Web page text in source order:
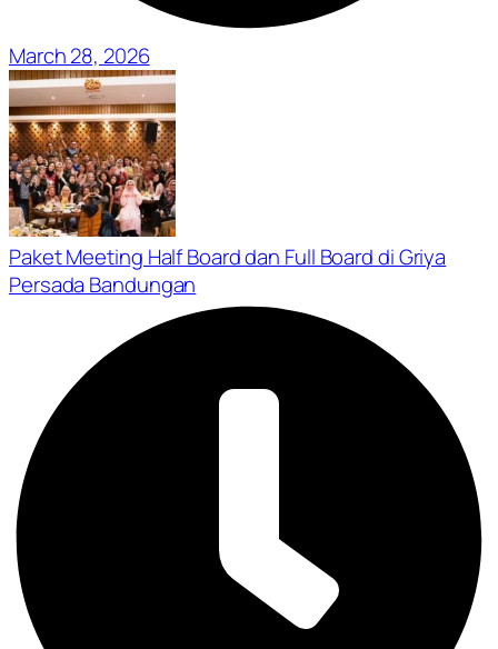
March 28, 2026
Paket Meeting Half Board dan Full Board di Griya
Persada Bandungan